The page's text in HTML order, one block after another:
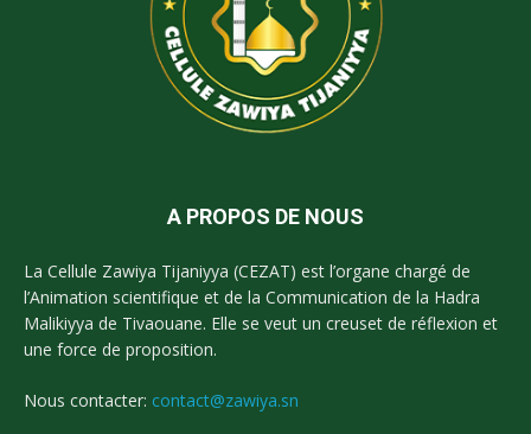
A PROPOS DE NOUS
La Cellule Zawiya Tijaniyya (CEZAT) est l’organe chargé de
l’Animation scientifique et de la Communication de la Hadra
Malikiyya de Tivaouane. Elle se veut un creuset de réflexion et
une force de proposition.
Nous contacter: contact@zawiya.sn